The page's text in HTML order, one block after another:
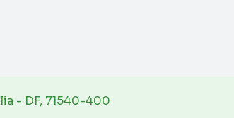
- DF, 71540-400